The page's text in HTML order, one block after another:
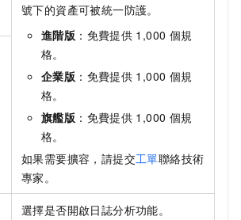
號下的資產可被統一防護。
進階版 ： 免費提供 1,000 個規
格。
企業版 ： 免費提供 1,000 個規
格。
旗艦版 ： 免費提供 1,000 個規
格。
如果需要擴容，請提交工單聯絡技術
專家。
選擇是否開啟日誌分析功能。